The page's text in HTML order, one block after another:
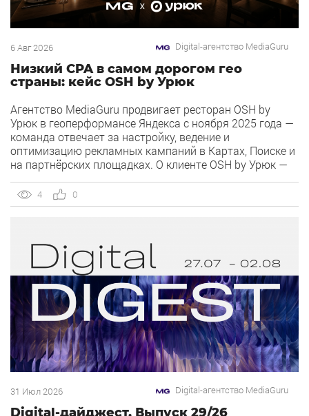
6 Авг 2026 Digital-агентство MediaGuru
Низкий CPA в самом дорогом гео
страны: кейс OSH by Урюк
Агентство MediaGuru продвигает ресторан OSH by
Урюк в геоперформансе Яндекса с ноября 2025 года —
команда отвечает за настройку, ведение и
оптимизацию рекламных кампаний в Картах, Поиске и
на партнёрских площадках. О клиенте OSH by Урюк —
объединивший концепцию дубайского OSH с сетью
«Урюк». Концепт строится […]
4 0
31 Июл 2026 Digital-агентство MediaGuru
Digital-дайджест. Выпуск 29/26